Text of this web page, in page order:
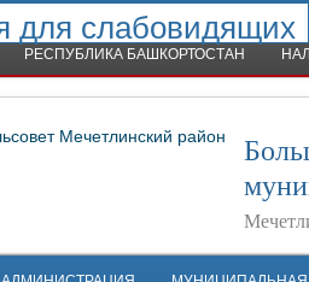
РЕСПУБЛИКА БАШКОРТОСТАН